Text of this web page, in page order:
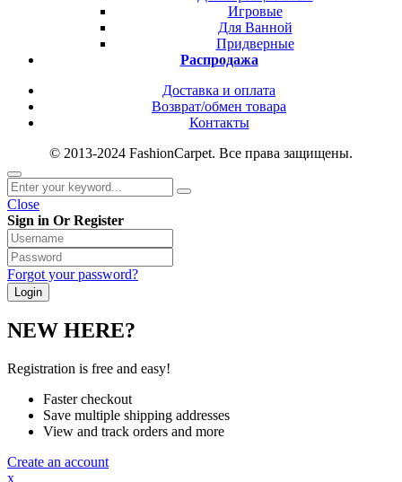
Игровые
Для Ванной
Придверные
Распродажа
Доставка и оплата
Возврат/обмен товара
Контакты
© 2013-2024 FashionCarpet. Все права защищены.
Close
Sign in Or Register
Forgot your password?
NEW HERE?
Registration is free and easy!
Faster checkout
Save multiple shipping addresses
View and track orders and more
Create an account
x